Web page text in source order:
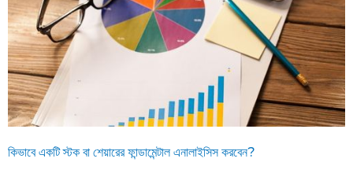
কিভাবে একটি স্টক বা শেয়ারের ফান্ডামেন্টাল এনালাইসিস করবেন?